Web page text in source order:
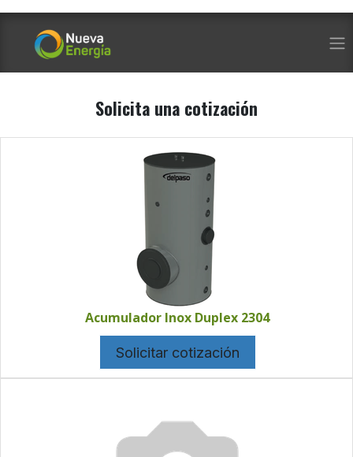
Ir al contenido
Solicita una cotización
Acumulador Inox Duplex 2304
Solicitar cotización